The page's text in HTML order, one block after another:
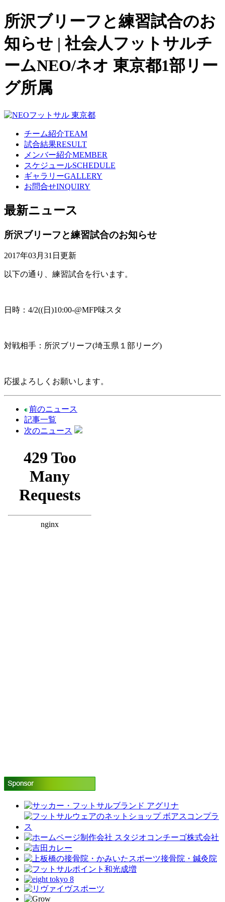
所沢ブリーフと練習試合のお
知らせ | 社会人フットサルチ
ームNEO/ネオ 東京都1部リー
グ所属
チーム紹介TEAM
試合結果RESULT
メンバー紹介MEMBER
スケジュールSCHEDULE
ギャラリーGALLERY
お問合せINQUIRY
最新ニュース
所沢ブリーフと練習試合のお知らせ
2017年03月31日更新
以下の通り、練習試合を行います。
日時：4/2((日)10:00-@MFP味スタ
対戦相手：所沢ブリーフ(埼玉県１部リーグ)
応援よろしくお願いします。
前のニュース
記事一覧
次のニュース